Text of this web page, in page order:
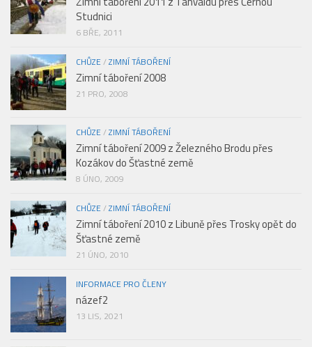
Studnici
6 BŘE, 2011
CHŮZE/ZIMNÍ TÁBOŘENÍ
Zimní táboření 2008
21 PRO, 2008
CHŮZE/ZIMNÍ TÁBOŘENÍ
Zimní táboření 2009 z Železného Brodu přes
Kozákov do Šťastné země
8 ÚNO, 2009
CHŮZE/ZIMNÍ TÁBOŘENÍ
Zimní táboření 2010 z Libuně přes Trosky opět do
Šťastné země
21 ÚNO, 2010
INFORMACE PRO ČLENY
názef2
13 LIS, 2021